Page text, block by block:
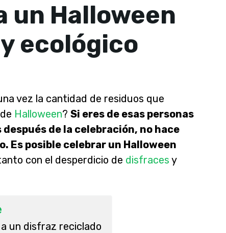
un Halloween
ecológico
vez la cantidad de residuos que
Halloween? Si eres de esas personas
de la celebración, no hace
Es posible celebrar un Halloween
con el desperdicio de disfraces y
un disfraz reciclado